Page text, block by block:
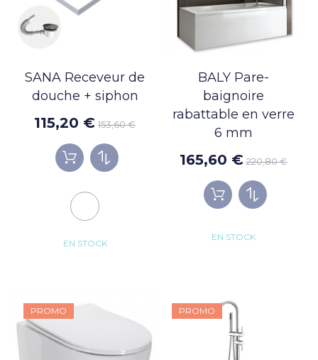
SANA Receveur de
douche + siphon
115,20 € 153,60 €
EN STOCK
BALY Pare-
baignoire
rabattable en verre
6 mm
165,60 € 220,80 €
EN STOCK
PROMO PROMO